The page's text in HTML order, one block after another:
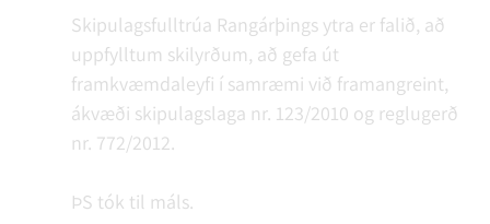
Skipulagsfulltrúa Rangárþings ytra er falið, að
uppfylltum skilyrðum, að gefa út
framkvæmdaleyfi í samræmi við framangreint,
ákvæði skipulagslaga nr. 123/2010 og reglugerð
nr. 772/2012.
ÞS tók til máls.